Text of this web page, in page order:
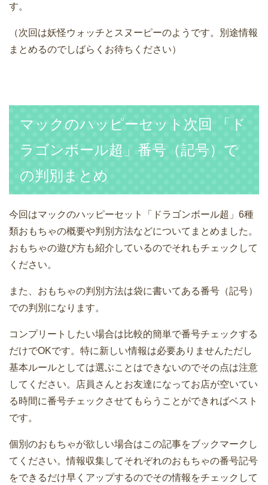
す。
（次回は妖怪ウォッチとスヌーピーのようです。別途情報
まとめるのでしばらくお待ちください）
マックのハッピーセット次回 「ド
ラゴンボール超」番号（記号）で
の判別まとめ
今回はマックのハッピーセット「ドラゴンボール超」6種
類おもちゃの概要や判別方法などについてまとめました。
おもちゃの遊び方も紹介しているのでそれもチェックして
ください。
また、おもちゃの判別方法は袋に書いてある番号（記号）
での判別になります。
コンプリートしたい場合は比較的簡単で番号チェックする
だけでOKです。特に新しい情報は必要ありませんただし
基本ルールとしては選ぶことはできないのでその点は注意
してください。店員さんとお友達になってお店が空いてい
る時間に番号チェックさせてもらうことができればベスト
です。
個別のおもちゃが欲しい場合はこの記事をブックマークし
てください。情報収集してそれぞれのおもちゃの番号記号
をできるだけ早くアップするのでその情報をチェックして